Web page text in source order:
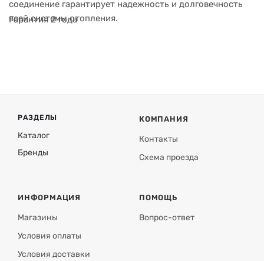
соединение гарантирует надежность и долговечность
всей системы отопления.
Гарантия 2 года
РАЗДЕЛЫ
Каталог
Бренды
КОМПАНИЯ
Контакты
Схема проезда
ИНФОРМАЦИЯ
Магазины
Условия оплаты
Условия доставки
ПОМОЩЬ
Вопрос-ответ